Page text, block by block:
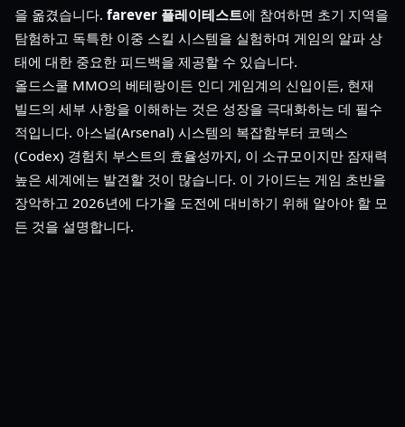
을 옮겼습니다. farever 플레이테스트에 참여하면 초기 지역을
탐험하고 독특한 이중 스킬 시스템을 실험하며 게임의 알파 상
태에 대한 중요한 피드백을 제공할 수 있습니다.
올드스쿨 MMO의 베테랑이든 인디 게임계의 신입이든, 현재
빌드의 세부 사항을 이해하는 것은 성장을 극대화하는 데 필수
적입니다. 아스널(Arsenal) 시스템의 복잡함부터 코덱스
(Codex) 경험치 부스트의 효율성까지, 이 소규모이지만 잠재력
높은 세계에는 발견할 것이 많습니다. 이 가이드는 게임 초반을
장악하고 2026년에 다가올 도전에 대비하기 위해 알아야 할 모
든 것을 설명합니다.